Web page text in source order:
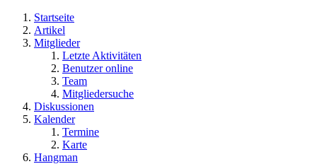
Startseite
Artikel
Mitglieder
Letzte Aktivitäten
Benutzer online
Team
Mitgliedersuche
Diskussionen
Kalender
Termine
Karte
Hangman